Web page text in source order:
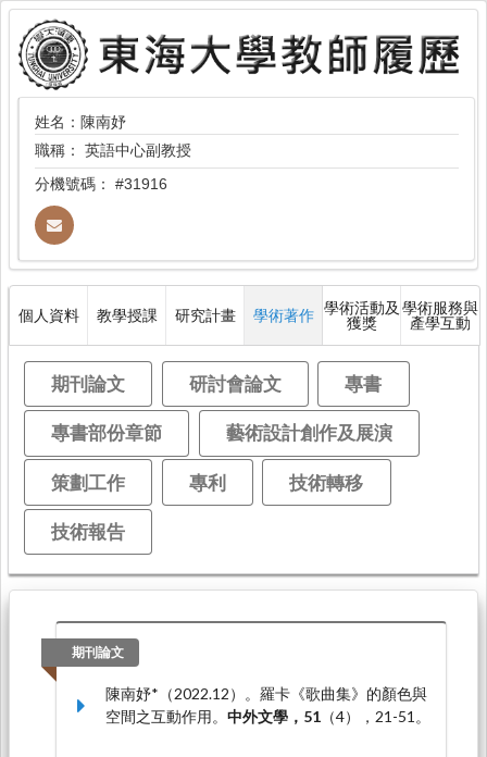
姓名：陳南妤
職稱： 英語中心副教授
分機號碼： #31916
個人資料 教學授課 研究計畫 學術著作 學術活動及
獲獎
學術服務與
產學互動
期刊論文 研討會論文 專書
專書部份章節 藝術設計創作及展演
策劃工作 專利 技術轉移
技術報告
期刊論文
陳南妤*（2022.12）。羅卡《歌曲集》的顏色與
空間之互動作用。 中外文學，51 （4），21-51。